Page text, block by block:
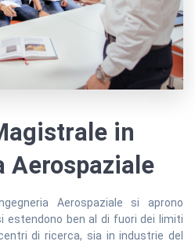
in
Aerospaziale
Aerospaziale si aprono
estendono ben al di fuori dei limiti
di ricerca, sia in industrie del